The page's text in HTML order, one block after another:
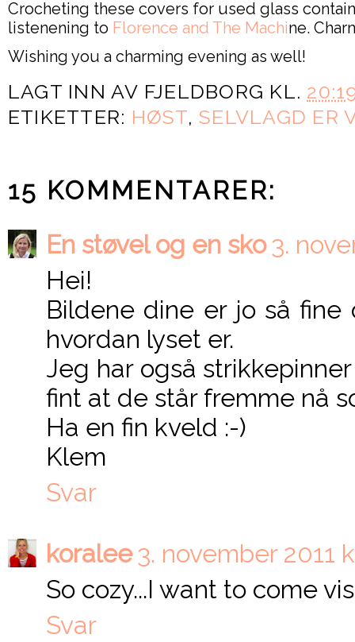
Crocheting these covers for used glass
listenening to Florence and The Machine.
Wishing you a charming evening as well!
LAGT INN AV FJELDBORG KL.
ETIKETTER: HØST,SELVLAGD ER
15 KOMMENTARER:
En støvel og en sko3.
Hei!
Bildene dine er jo så
hvordan lyset er.
Jeg har også
fint at de står fremme nå
Ha en fin kveld :-)
Klem
Svar
koralee3. november 2011
So cozy...I want to come
Svar